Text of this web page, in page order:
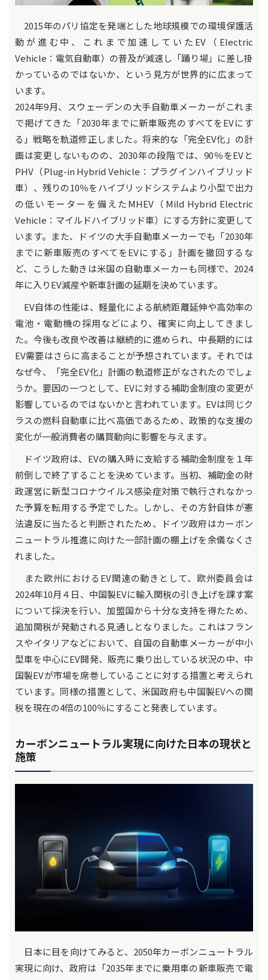
2015年のパリ協定を発端とした地球規模での環境保護活
動が進む中、これまで加速していたEV（Electric
Vehicle：電気自動車）の普及が減速し「踊り場」に差し掛
かっているのではないか、という見方が世界的に広まって
います。
2024年9月、スウェーデンの大手自動車メーカーがこれま
で掲げてきた「2030年までに新車販売のすべてをEVにす
る」戦略を軌道修正しました。将来的な「完全EV化」の計
画は変更しないものの、2030年の段階では、90％をEVと
PHV（Plug-in Hybrid Vehicle：プラグインハイブリッド
車）、残りの10％をハイブリッドシステムより小型で出力
の低いモーターを備えたMHEV（Mild Hybrid Electric
Vehicle：マイルドハイブリッド車）にする方針に変更して
います。また、ドイツの大手自動車メーカーでも「2030年
までに新車販売のすべてをEVにする」計画を撤回するな
ど、こうした動きは米国の自動車メーカーも同様で、2024
年に入りEV減産や新車計画の延期を決めています。
EV自体の性能は、軽量化による航続距離延伸や高効率の
電池・電動機の採用などにより、確実に向上してきまし
た。今後も改良や改善は継続的に進められ、中長期的には
EV需要はさらに高まることが予想されています。それでは
なぜ今、「完全EV化」計画の軌道修正がなされたのでしょ
うか。要因の一つとして、EVに対する補助金制度の変更が
影響しているのではないかと言われています。EVは同じク
ラスの燃料自動車に比べ高価であるため、政策的な支援の
変化が一般消費者の購買動向に影響を与えます。
ドイツ政府は、EVの購入時に支給する補助金制度を１年
前倒しで終了することを決めています。当初、補助金の財
政運営に新型コロナウイルス感染症対策で執行されなかっ
た予算を転用する予定でした。しかし、その方針自体が憲
法違反に当たると判断されたため、ドイツ政府はカーボン
ニュートラル推進に向けた一部計画の棚上げを余儀なくさ
れました。
また欧州におけるEV関連の動きとして、欧州委員会は
2024年10月４日、中国製EVに輸入関税の引き上げを課す案
について採決を行い、加盟国から十分な支持を得たため、
追加関税が発動される見通しとなりました。これはフラン
スやイタリアなどにおいて、自国の自動車メーカーが中小
型車を中心にEV開発、販売に乗り出している状況の中、中
国製EVが市場を席巻していることに対する措置と考えられ
ています。同様の措置として、米国政府も中国製EVへの関
税を現在の4倍の100％にすること発表しています。
カーボンニュートラル実現に向けた日本の現状と
施策
日本に目を向けてみると、2050年カーボンニュートラル
実現に向け、政府は「2035年までに乗用車の新車販売で電